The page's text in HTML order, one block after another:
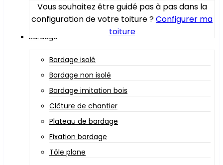
Vous souhaitez être guidé pas à pas dans la
configuration de votre toiture ?Configurer ma
toiture
Bardage
Bardage isolé
Bardage non isolé
Bardage imitation bois
Clôture de chantier
Plateau de bardage
Fixation bardage
Tôle plane